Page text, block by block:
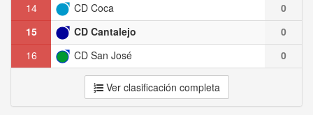
14
CD Coca
0
15
CD Cantalejo
0
16
CD San José 0
Ver clasificación completa